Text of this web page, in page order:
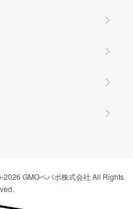
2026 GMOペパボ株式会社 All Rights